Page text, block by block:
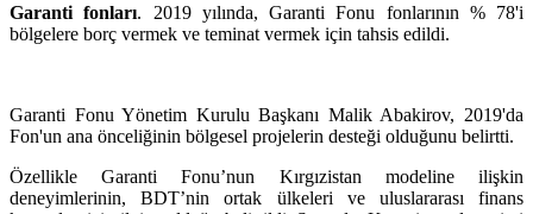
Garanti fonları. 2019 yılında, Garanti Fonu fonlarının % 78'i
bölgelere borç vermek ve teminat vermek için tahsis edildi.
Garanti Fonu Yönetim Kurulu Başkanı Malik Abakirov, 2019'da
Fon'un ana önceliğinin bölgesel projelerin desteği olduğunu belirtti.
Özellikle Garanti Fonu’nun Kırgızistan modeline ilişkin
deneyimlerinin, BDT’nin ortak ülkeleri ve uluslararası finans